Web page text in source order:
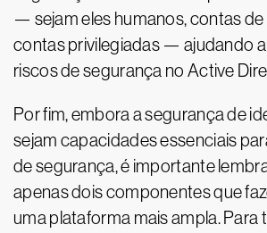
— sejam eles humanos, contas de
contas privilegiadas — ajudando
riscos de segurança no Active
Por fim, embora a segurança de
sejam capacidades essenciais
de segurança, é importante
apenas dois componentes que
uma plataforma mais ampla. Para